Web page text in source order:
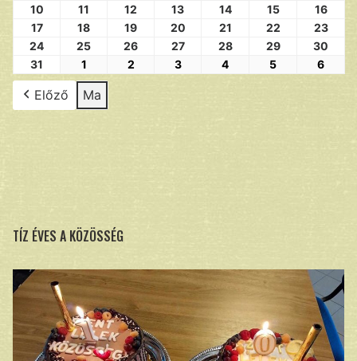
10
11 12 13 14 15
16
17
18 19 20 21 22
23
24
25 26 27 28 29
30
31
1 2 3 4 5 6
Előző Ma
TÍZ ÉVES A KÖZÖSSÉG